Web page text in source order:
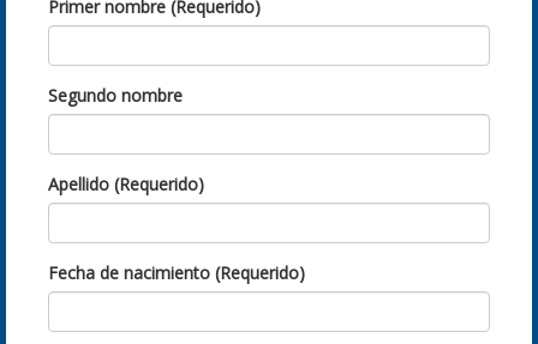
Primer nombre (Requerido)
Segundo nombre
Apellido (Requerido)
Fecha de nacimiento (Requerido)